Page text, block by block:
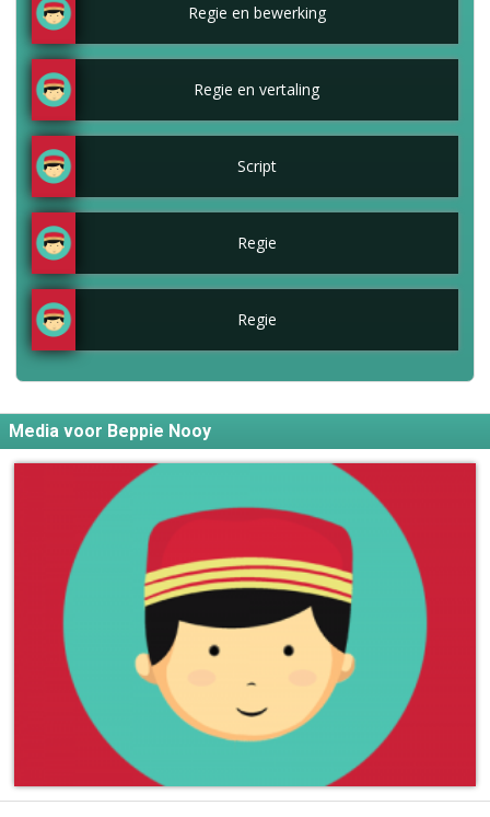
Regie en bewerking
Regie en vertaling
Script
Regie
Regie
Media voor Beppie Nooy